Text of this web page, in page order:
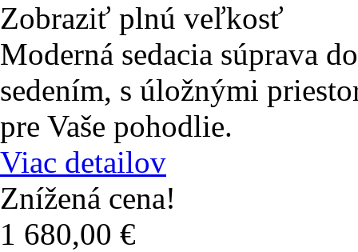
Zobraziť plnú veľkosť
Moderná sedacia súprava
sedením, s úložnými
pre Vaše pohodlie.
Viac detailov
Znížená cena!
1 680,00 €